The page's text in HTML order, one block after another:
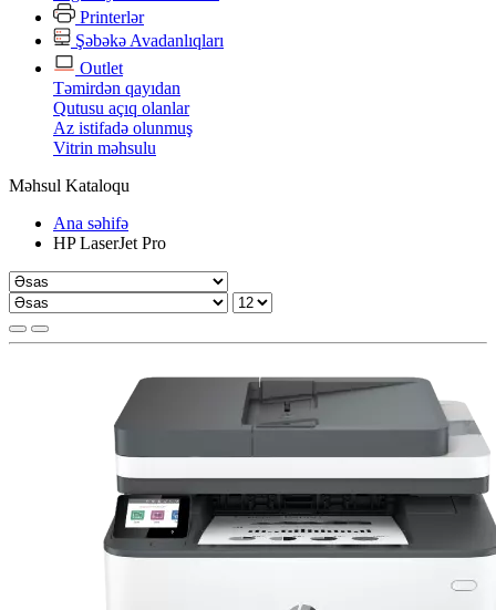
Printerlər
Şəbəkə Avadanlıqları
Outlet
Təmirdən qayıdan
Qutusu açıq olanlar
Az istifadə olunmuş
Vitrin məhsulu
Məhsul Kataloqu
Ana səhifə
HP LaserJet Pro